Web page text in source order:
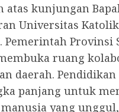
atas kunjungan
Universitas Katolik
Pemerintah Provinsi
ruang
daerah. Pendidikan
panjang untuk
yang unggul,